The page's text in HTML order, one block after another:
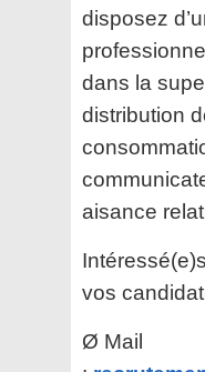
disposez
dans la
distribution
aisance
vos
Ø Mail